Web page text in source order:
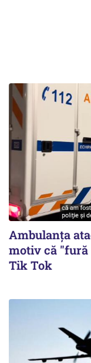
Ambulanța
motiv că "fură
Tik Tok